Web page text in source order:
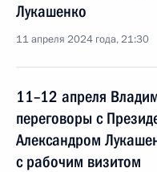
Лукашенко
11 апреля 2024 года, 21:30
11–12 апреля
переговоры с
Александром
с рабочим визитом